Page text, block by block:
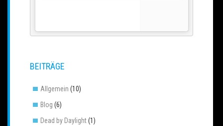
BEITRÄGE
Allgemein (10)
Blog (6)
Dead by Daylight(1)